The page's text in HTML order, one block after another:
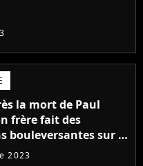
la mort de Paul
frère fait des
bouleversantes sur la
acteurs de Fast and
2023